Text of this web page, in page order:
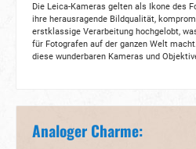
Die Leica-Kameras gelten als Ikone des
ihre herausragende Bildqualität,
erstklassige Verarbeitung hochgelobt,
für Fotografen auf der ganzen Welt
diese wunderbaren Kameras und
Analoger Charme: